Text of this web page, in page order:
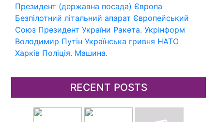
Президент (державна посада) Європа
Безпілотний літальний апарат Європейський
Союз Президент України Ракета. Укрінформ
Володимир Путін Українська гривня НАТО
Харків Поліція. Машина.
RECENT POSTS